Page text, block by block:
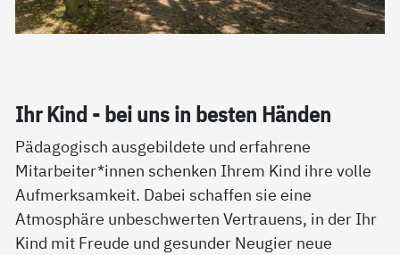
Ihr Kind - bei uns in bes­ten Hän­den
Pädagogisch ausgebildete und erfahrene
Mitarbeiter*innen schenken Ihrem Kind ihre volle
Aufmerksamkeit. Dabei schaffen sie eine
Atmosphäre unbeschwerten Vertrauens, in der Ihr
Kind mit Freude und gesunder Neugier neue